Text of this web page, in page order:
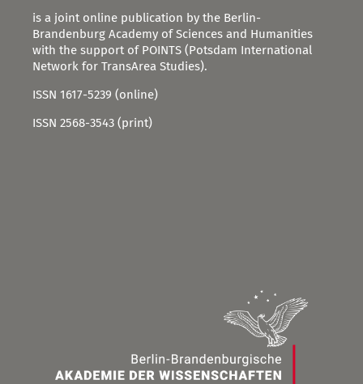
is a joint online publication by the Berlin-
Brandenburg Academy of Sciences and Humanities
with the support of POINTS (Potsdam International
Network for TransArea Studies).
ISSN 1617-5239 (online)
ISSN 2568-3543 (print)